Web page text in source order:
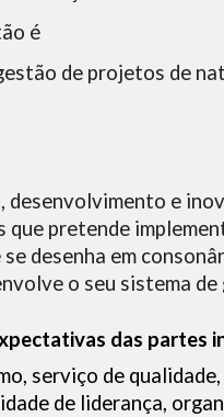
é
de projetos de
e
pretende
desenha em
o seu sistema
das partes
serviço de
de liderança,